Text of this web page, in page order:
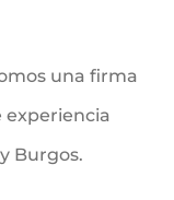
una firma
experiencia
Burgos.